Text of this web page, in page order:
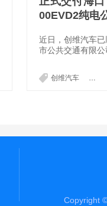
00EVD2纯电
近日，创维汽车
市公共交通有限
的任务，这批萌
头”即将驶上椰城
一份亮眼答卷。
创维汽车 海口
Copyright